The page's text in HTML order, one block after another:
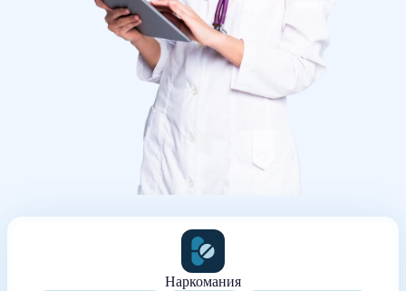
Наркомания